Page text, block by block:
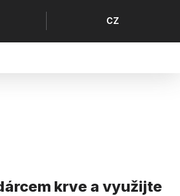
Jazyk
CZ
krve a využijte